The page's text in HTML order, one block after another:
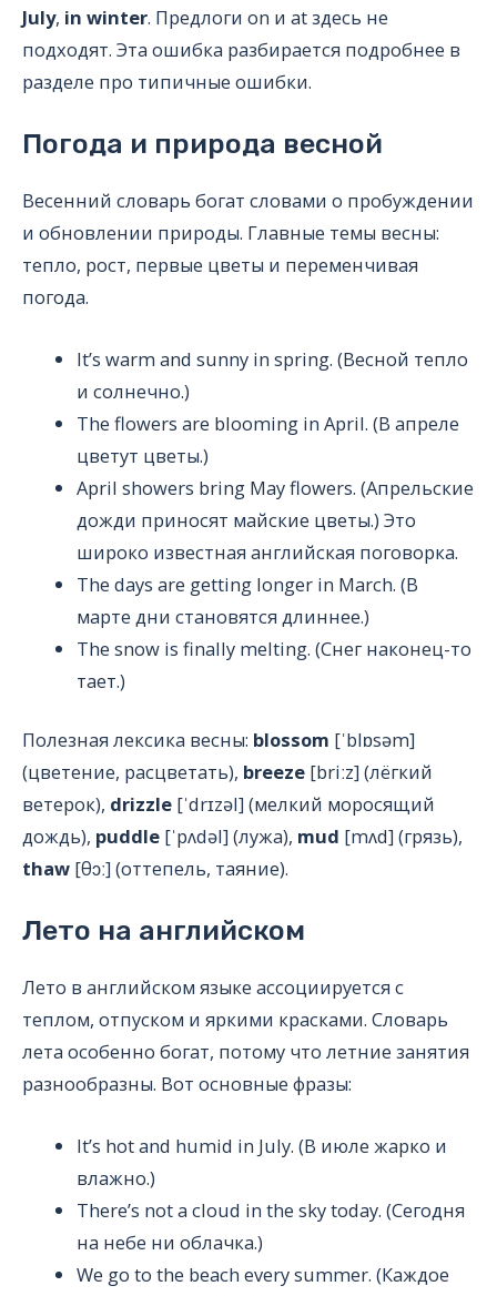
July, in winter. Предлоги on и at здесь не
подходят. Эта ошибка разбирается подробнее в
разделе про типичные ошибки.
Погода и природа весной
Весенний словарь богат словами о пробуждении
и обновлении природы. Главные темы весны:
тепло, рост, первые цветы и переменчивая
погода.
It’s warm and sunny in spring. (Весной тепло
и солнечно.)
The flowers are blooming in April. (В апреле
цветут цветы.)
April showers bring May flowers. (Апрельские
дожди приносят майские цветы.) Это
широко известная английская поговорка.
The days are getting longer in March. (В
марте дни становятся длиннее.)
The snow is finally melting. (Снег наконец-то
тает.)
Полезная лексика весны: blossom [ˈblɒsəm]
(цветение, расцветать), breeze [briːz] (лёгкий
ветерок), drizzle [ˈdrɪzəl] (мелкий моросящий
дождь), puddle [ˈpʌdəl] (лужа), mud [mʌd] (грязь),
thaw [θɔː] (оттепель, таяние).
Лето на английском
Лето в английском языке ассоциируется с
теплом, отпуском и яркими красками. Словарь
лета особенно богат, потому что летние занятия
разнообразны. Вот основные фразы:
It’s hot and humid in July. (В июле жарко и
влажно.)
There’s not a cloud in the sky today. (Сегодня
на небе ни облачка.)
We go to the beach every summer. (Каждое